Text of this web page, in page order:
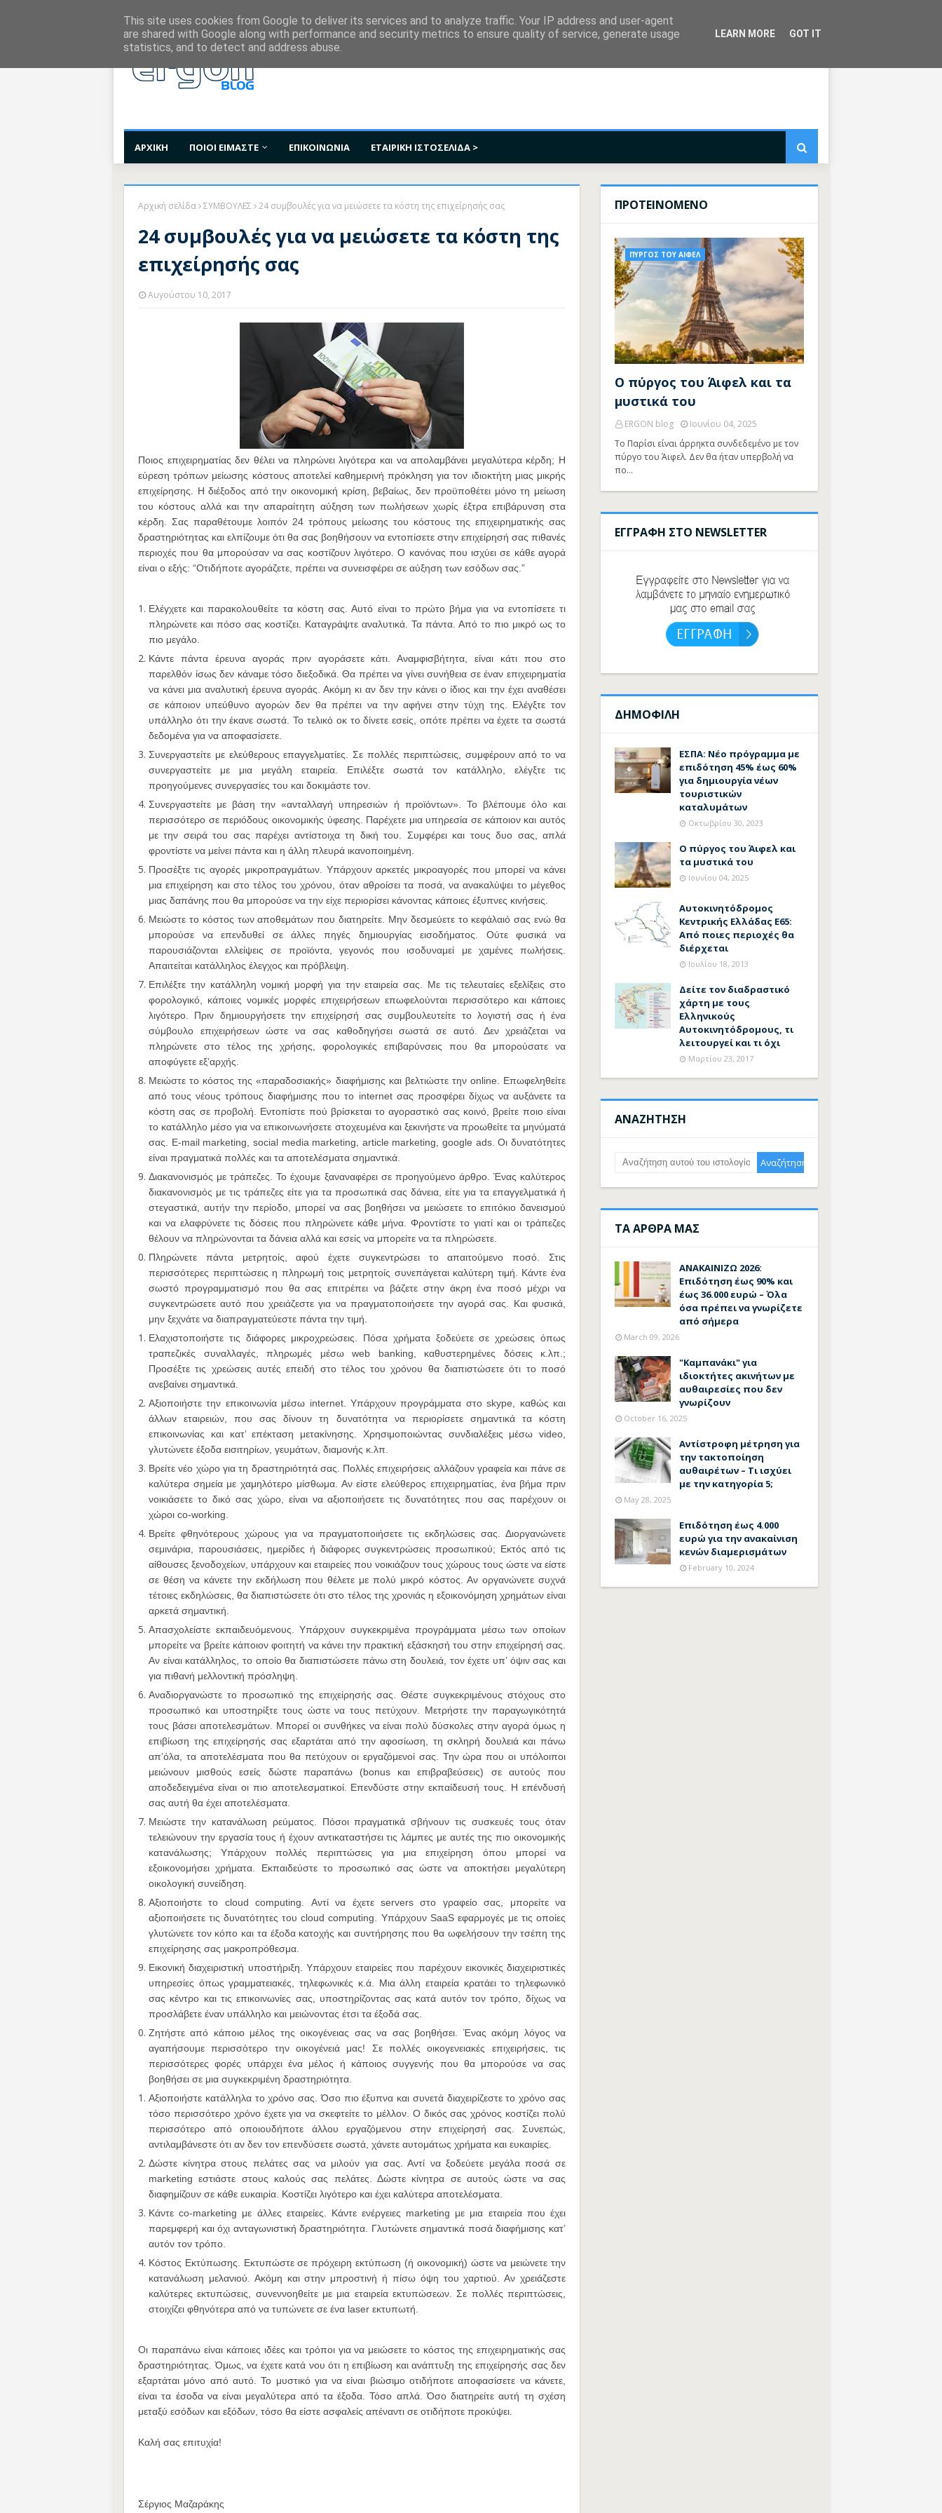
ΑΡΧΙΚΗ ΠΟΙΟΙ ΕΙΜΑΣΤΕ ΕΠΙΚΟΙΝΩΝΙΑ ΕΤΑΙΡΙΚΗ ΙΣΤΟΣΕΛΙΔΑ >
Αρχική σελίδα ΣΥΜΒΟΥΛΕΣ 24 συμβουλές για να μειώσετε τα κόστη της επιχείρησής σας
24 συμβουλές για να μειώσετε τα κόστη της
επιχείρησής σας
Αυγούστου 10, 2017
Ποιος επιχειρηματίας δεν θέλει να πληρώνει λιγότερα και να απολαμβάνει μεγαλύτερα κέρδη; Η
εύρεση τρόπων μείωσης κόστους αποτελεί καθημερινή πρόκληση για τον ιδιοκτήτη μιας μικρής
επιχείρησης. Η διέξοδος από την οικονομική κρίση, βεβαίως, δεν προϋποθέτει μόνο τη μείωση
του κόστους αλλά και την απαραίτητη αύξηση των πωλήσεων χωρίς έξτρα επιβάρυνση στα
κέρδη. Σας παραθέτουμε λοιπόν 24 τρόπους μείωσης του κόστους της επιχειρηματικής σας
δραστηριότητας και ελπίζουμε ότι θα σας βοηθήσουν να εντοπίσετε στην επιχείρησή σας πιθανές
περιοχές που θα μπορούσαν να σας κοστίζουν λιγότερο. Ο κανόνας που ισχύει σε κάθε αγορά
είναι ο εξής: “Οτιδήποτε αγοράζετε, πρέπει να συνεισφέρει σε αύξηση των εσόδων σας.”
Ελέγχετε και παρακολουθείτε τα κόστη σας. Αυτό είναι το πρώτο βήμα για να εντοπίσετε τι
πληρώνετε και πόσο σας κοστίζει. Καταγράψτε αναλυτικά. Τα πάντα. Από το πιο μικρό ως το
πιο μεγάλο.
Κάντε πάντα έρευνα αγοράς πριν αγοράσετε κάτι. Αναμφισβήτητα, είναι κάτι που στο
παρελθόν ίσως δεν κάναμε τόσο διεξοδικά. Θα πρέπει να γίνει συνήθεια σε έναν επιχειρηματία
να κάνει μια αναλυτική έρευνα αγοράς. Ακόμη κι αν δεν την κάνει ο ίδιος και την έχει αναθέσει
σε κάποιον υπεύθυνο αγορών δεν θα πρέπει να την αφήνει στην τύχη της. Ελέγξτε τον
υπάλληλο ότι την έκανε σωστά. Το τελικό οκ το δίνετε εσείς, οπότε πρέπει να έχετε τα σωστά
δεδομένα για να αποφασίσετε.
Συνεργαστείτε με ελεύθερους επαγγελματίες. Σε πολλές περιπτώσεις, συμφέρουν από το να
συνεργαστείτε με μια μεγάλη εταιρεία. Επιλέξτε σωστά τον κατάλληλο, ελέγξτε τις
προηγούμενες συνεργασίες του και δοκιμάστε τον.
Συνεργαστείτε με βάση την «ανταλλαγή υπηρεσιών ή προϊόντων». Το βλέπουμε όλο και
περισσότερο σε περιόδους οικονομικής ύφεσης. Παρέχετε μια υπηρεσία σε κάποιον και αυτός
με την σειρά του σας παρέχει αντίστοιχα τη δική του. Συμφέρει και τους δυο σας, απλά
φροντίστε να μείνει πάντα και η άλλη πλευρά ικανοποιημένη.
Προσέξτε τις αγορές μικροπραγμάτων. Υπάρχουν αρκετές μικροαγορές που μπορεί να κάνει
μια επιχείρηση και στο τέλος του χρόνου, όταν αθροίσει τα ποσά, να ανακαλύψει το μέγεθος
μιας δαπάνης που θα μπορούσε να την είχε περιορίσει κάνοντας κάποιες έξυπνες κινήσεις.
Μειώστε το κόστος των αποθεμάτων που διατηρείτε. Μην δεσμεύετε το κεφάλαιό σας ενώ θα
μπορούσε να επενδυθεί σε άλλες πηγές δημιουργίας εισοδήματος. Ούτε φυσικά να
παρουσιάζονται ελλείψεις σε προϊόντα, γεγονός που ισοδυναμεί με χαμένες πωλήσεις.
Απαιτείται κατάλληλος έλεγχος και πρόβλεψη.
Επιλέξτε την κατάλληλη νομική μορφή για την εταιρεία σας. Με τις τελευταίες εξελίξεις στο
φορολογικό, κάποιες νομικές μορφές επιχειρήσεων επωφελούνται περισσότερο και κάποιες
λιγότερο. Πριν δημιουργήσετε την επιχείρησή σας συμβουλευτείτε το λογιστή σας ή ένα
σύμβουλο επιχειρήσεων ώστε να σας καθοδηγήσει σωστά σε αυτό. Δεν χρειάζεται να
πληρώνετε στο τέλος της χρήσης, φορολογικές επιβαρύνσεις που θα μπορούσατε να
αποφύγετε εξ’αρχής.
Μειώστε το κόστος της «παραδοσιακής» διαφήμισης και βελτιώστε την online. Επωφεληθείτε
από τους νέους τρόπους διαφήμισης που το internet σας προσφέρει δίχως να αυξάνετε τα
κόστη σας σε προβολή. Εντοπίστε πού βρίσκεται το αγοραστικό σας κοινό, βρείτε ποιο είναι
το κατάλληλο μέσο για να επικοινωνήσετε στοχευμένα και ξεκινήστε να προωθείτε τα μηνύματά
σας. E-mail marketing, social media marketing, article marketing, google ads. Οι δυνατότητες
είναι πραγματικά πολλές και τα αποτελέσματα σημαντικά.
Διακανονισμός με τράπεζες. Το έχουμε ξαναναφέρει σε προηγούμενο άρθρο. Ένας καλύτερος
διακανονισμός με τις τράπεζες είτε για τα προσωπικά σας δάνεια, είτε για τα επαγγελματικά ή
στεγαστικά, αυτήν την περίοδο, μπορεί να σας βοηθήσει να μειώσετε το επιτόκιο δανεισμού
και να ελαφρύνετε τις δόσεις που πληρώνετε κάθε μήνα. Φροντίστε το γιατί και οι τράπεζες
θέλουν να πληρώνονται τα δάνεια αλλά και εσείς να μπορείτε να τα πληρώσετε.
Πληρώνετε πάντα μετρητοίς, αφού έχετε συγκεντρώσει το απαιτούμενο ποσό. Στις
περισσότερες περιπτώσεις η πληρωμή τοις μετρητοίς συνεπάγεται καλύτερη τιμή. Κάντε ένα
σωστό προγραμματισμό που θα σας επιτρέπει να βάζετε στην άκρη ένα ποσό μέχρι να
συγκεντρώσετε αυτό που χρειάζεστε για να πραγματοποιήσετε την αγορά σας. Και φυσικά,
μην ξεχνάτε να διαπραγματεύεστε πάντα την τιμή.
Ελαχιστοποιήστε τις διάφορες μικροχρεώσεις. Πόσα χρήματα ξοδεύετε σε χρεώσεις όπως
τραπεζικές συναλλαγές, πληρωμές μέσω web banking, καθυστερημένες δόσεις κ.λπ.;
Προσέξτε τις χρεώσεις αυτές επειδή στο τέλος του χρόνου θα διαπιστώσετε ότι το ποσό
ανεβαίνει σημαντικά.
Αξιοποιήστε την επικοινωνία μέσω internet. Υπάρχουν προγράμματα στο skype, καθώς και
άλλων εταιρειών, που σας δίνουν τη δυνατότητα να περιορίσετε σημαντικά τα κόστη
επικοινωνίας και κατ’ επέκταση μετακίνησης. Χρησιμοποιώντας συνδιαλέξεις μέσω video,
γλυτώνετε έξοδα εισιτηρίων, γευμάτων, διαμονής κ.λπ.
Βρείτε νέο χώρο για τη δραστηριότητά σας. Πολλές επιχειρήσεις αλλάζουν γραφεία και πάνε σε
καλύτερα σημεία με χαμηλότερο μίσθωμα. Αν είστε ελεύθερος επιχειρηματίας, ένα βήμα πριν
νοικιάσετε το δικό σας χώρο, είναι να αξιοποιήσετε τις δυνατότητες που σας παρέχουν οι
χώροι co-working.
Βρείτε φθηνότερους χώρους για να πραγματοποιήσετε τις εκδηλώσεις σας. Διοργανώνετε
σεμινάρια, παρουσιάσεις, ημερίδες ή διάφορες συγκεντρώσεις προσωπικού; Εκτός από τις
αίθουσες ξενοδοχείων, υπάρχουν και εταιρείες που νοικιάζουν τους χώρους τους ώστε να είστε
σε θέση να κάνετε την εκδήλωση που θέλετε με πολύ μικρό κόστος. Αν οργανώνετε συχνά
τέτοιες εκδηλώσεις, θα διαπιστώσετε ότι στο τέλος της χρονιάς η εξοικονόμηση χρημάτων είναι
αρκετά σημαντική.
Απασχολείστε εκπαιδευόμενους. Υπάρχουν συγκεκριμένα προγράμματα μέσω των οποίων
μπορείτε να βρείτε κάποιον φοιτητή να κάνει την πρακτική εξάσκησή του στην επιχείρησή σας.
Αν είναι κατάλληλος, το οποίο θα διαπιστώσετε πάνω στη δουλειά, τον έχετε υπ’ όψιν σας και
για πιθανή μελλοντική πρόσληψη.
Αναδιοργανώστε το προσωπικό της επιχείρησής σας. Θέστε συγκεκριμένους στόχους στο
προσωπικό και υποστηρίξτε τους ώστε να τους πετύχουν. Μετρήστε την παραγωγικότητά
τους βάσει αποτελεσμάτων. Μπορεί οι συνθήκες να είναι πολύ δύσκολες στην αγορά όμως η
επιβίωση της επιχείρησής σας εξαρτάται από την αφοσίωση, τη σκληρή δουλειά και πάνω
απ’όλα, τα αποτελέσματα που θα πετύχουν οι εργαζόμενοί σας. Την ώρα που οι υπόλοιποι
μειώνουν μισθούς εσείς δώστε παραπάνω (bonus και επιβραβεύσεις) σε αυτούς που
αποδεδειγμένα είναι οι πιο αποτελεσματικοί. Επενδύστε στην εκπαίδευσή τους. Η επένδυσή
σας αυτή θα έχει αποτελέσματα.
Μειώστε την κατανάλωση ρεύματος. Πόσοι πραγματικά σβήνουν τις συσκευές τους όταν
τελειώνουν την εργασία τους ή έχουν αντικαταστήσει τις λάμπες με αυτές της πιο οικονομικής
κατανάλωσης; Υπάρχουν πολλές περιπτώσεις για μια επιχείρηση όπου μπορεί να
εξοικονομήσει χρήματα. Εκπαιδεύστε το προσωπικό σας ώστε να αποκτήσει μεγαλύτερη
οικολογική συνείδηση.
Αξιοποιήστε το cloud computing. Αντί να έχετε servers στο γραφείο σας, μπορείτε να
αξιοποιήσετε τις δυνατότητες του cloud computing. Υπάρχουν SaaS εφαρμογές με τις οποίες
γλυτώνετε τον κόπο και τα έξοδα κατοχής και συντήρησης που θα ωφελήσουν την τσέπη της
επιχείρησης σας μακροπρόθεσμα.
Εικονική διαχειριστική υποστήριξη. Υπάρχουν εταιρείες που παρέχουν εικονικές διαχειριστικές
υπηρεσίες όπως γραμματειακές, τηλεφωνικές κ.ά. Μια άλλη εταιρεία κρατάει το τηλεφωνικό
σας κέντρο και τις επικοινωνίες σας, υποστηρίζοντας σας κατά αυτόν τον τρόπο, δίχως να
προσλάβετε έναν υπάλληλο και μειώνοντας έτσι τα έξοδά σας.
Ζητήστε από κάποιο μέλος της οικογένειας σας να σας βοηθήσει. Ένας ακόμη λόγος να
αγαπήσουμε περισσότερο την οικογένειά μας! Σε πολλές οικογενειακές επιχειρήσεις, τις
περισσότερες φορές υπάρχει ένα μέλος ή κάποιος συγγενής που θα μπορούσε να σας
βοηθήσει σε μια συγκεκριμένη δραστηριότητα.
Αξιοποιήστε κατάλληλα το χρόνο σας. Όσο πιο έξυπνα και συνετά διαχειρίζεστε το χρόνο σας
τόσο περισσότερο χρόνο έχετε για να σκεφτείτε το μέλλον. Ο δικός σας χρόνος κοστίζει πολύ
περισσότερο από οποιουδήποτε άλλου εργαζόμενου στην επιχείρησή σας. Συνεπώς,
αντιλαμβάνεστε ότι αν δεν τον επενδύσετε σωστά, χάνετε αυτομάτως χρήματα και ευκαιρίες.
Δώστε κίνητρα στους πελάτες σας να μιλούν για σας. Αντί να ξοδεύετε μεγάλα ποσά σε
marketing εστιάστε στους καλούς σας πελάτες. Δώστε κίνητρα σε αυτούς ώστε να σας
διαφημίζουν σε κάθε ευκαιρία. Κοστίζει λιγότερο και έχει καλύτερα αποτελέσματα.
Κάντε co-marketing με άλλες εταιρείες. Κάντε ενέργειες marketing με μια εταιρεία που έχει
παρεμφερή και όχι ανταγωνιστική δραστηριότητα. Γλυτώνετε σημαντικά ποσά διαφήμισης κατ’
αυτόν τον τρόπο.
Κόστος Εκτύπωσης. Εκτυπώστε σε πρόχειρη εκτύπωση (ή οικονομική) ώστε να μειώνετε την
κατανάλωση μελανιού. Ακόμη και στην μπροστινή ή πίσω όψη του χαρτιού. Αν χρειάζεστε
καλύτερες εκτυπώσεις, συνεννοηθείτε με μια εταιρεία εκτυπώσεων. Σε πολλές περιπτώσεις,
στοιχίζει φθηνότερα από να τυπώνετε σε ένα laser εκτυπωτή.
Οι παραπάνω είναι κάποιες ιδέες και τρόποι για να μειώσετε το κόστος της επιχειρηματικής σας
δραστηριότητας. Όμως, να έχετε κατά νου ότι η επιβίωση και ανάπτυξη της επιχείρησής σας δεν
εξαρτάται μόνο από αυτό. Το μυστικό για να είναι βιώσιμο οτιδήποτε αποφασίσετε να κάνετε,
είναι τα έσοδα να είναι μεγαλύτερα από τα έξοδα. Τόσο απλά. Όσο διατηρείτε αυτή τη σχέση
μεταξύ εσόδων και εξόδων, τόσο θα είστε ασφαλείς απέναντι σε οτιδήποτε προκύψει.
Καλή σας επιτυχία!
Σέργιος Μαζαράκης
ΠΡΟΤΕΙΝΟΜΕΝΟ
ΠΥΡΓΟΣ ΤΟΥ ΑΙΦΕΛ
Ο πύργος του Άιφελ και τα
μυστικά του
ERGON blog
Ιουνίου 04, 2025
Το Παρίσι είναι άρρηκτα συνδεδεμένο με τον
πύργο του Άιφελ. Δεν θα ήταν υπερβολή να
πο…
ΕΓΓΡΑΦΗ ΣΤΟ NEWSLETTER
ΔΗΜΟΦΙΛΗ
ΕΣΠΑ: Νέο πρόγραμμα με
επιδότηση 45% έως 60%
για δημιουργία νέων
τουριστικών
καταλυμάτων
Οκτωβρίου 30, 2023
Ο πύργος του Άιφελ και
τα μυστικά του
Ιουνίου 04, 2025
Αυτοκινητόδρομος
Κεντρικής Ελλάδας Ε65:
Από ποιες περιοχές θα
διέρχεται
Ιουλίου 18, 2013
Δείτε τον διαδραστικό
χάρτη με τους
Ελληνικούς
Αυτοκινητόδρομους, τι
λειτουργεί και τι όχι
Μαρτίου 23, 2017
ΑΝΑΖΗΤΗΣΗ
ΤΑ ΑΡΘΡΑ ΜΑΣ
ΑΝΑΚΑΙΝΙΖΩ 2026:
Επιδότηση έως 90% και
έως 36.000 ευρώ – Όλα
όσα πρέπει να γνωρίζετε
από σήμερα
March 09, 2026
"Καμπανάκι" για
ιδιοκτήτες ακινήτων με
αυθαιρεσίες που δεν
γνωρίζουν
October 16, 2025
Αντίστροφη μέτρηση για
την τακτοποίηση
αυθαιρέτων – Τι ισχύει
με την κατηγορία 5;
May 28, 2025
Επιδότηση έως 4.000
ευρώ για την ανακαίνιση
κενών διαμερισμάτων
February 10, 2024
This site uses cookies from Google to deliver its services and to analyze traffic. Your IP address and user-agent
are shared with Google along with performance and security metrics to ensure quality of service, generate usage
statistics, and to detect and address abuse.
LEARN MORE GOT IT